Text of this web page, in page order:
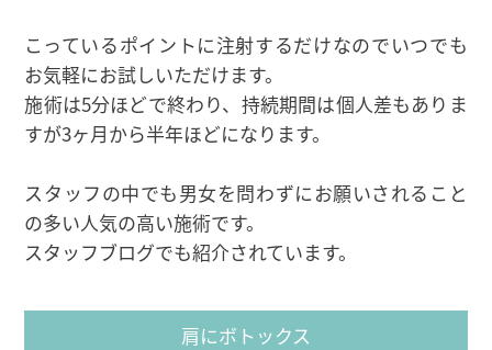
こっているポイントに注射するだけなのでいつでも
お気軽にお試しいただけます。
施術は5分ほどで終わり、持続期間は個人差もありま
すが3ヶ月から半年ほどになります。
スタッフの中でも男女を問わずにお願いされること
の多い人気の高い施術です。
スタッフブログでも紹介されています。
肩にボトックス